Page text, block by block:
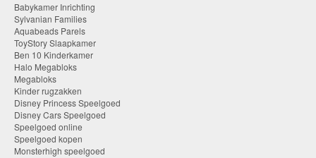
Babykamer Inrichting
Sylvanian Families
Aquabeads Parels
ToyStory Slaapkamer
Ben 10 Kinderkamer
Halo Megabloks
Megabloks
Kinder rugzakken
Disney Princess Speelgoed
Disney Cars Speelgoed
Speelgoed online
Speelgoed kopen
Monsterhigh speelgoed